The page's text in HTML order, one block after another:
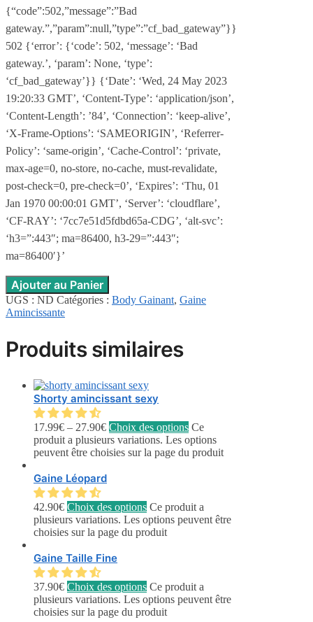
{“code”:502,”message”:”Bad
gateway.”,”param”:null,”type”:”cf_bad_gateway”}}
502 {‘error’: {‘code’: 502, ‘message’: ‘Bad
gateway.’, ‘param’: None, ‘type’:
‘cf_bad_gateway’}} {‘Date’: ‘Wed, 24 May 2023
19:20:33 GMT’, ‘Content-Type’: ‘application/json’,
‘Content-Length’: ’84’, ‘Connection’: ‘keep-alive’,
‘X-Frame-Options’: ‘SAMEORIGIN’, ‘Referrer-
Policy’: ‘same-origin’, ‘Cache-Control’: ‘private,
max-age=0, no-store, no-cache, must-revalidate,
post-check=0, pre-check=0’, ‘Expires’: ‘Thu, 01
Jan 1970 00:00:01 GMT’, ‘Server’: ‘cloudflare’,
‘CF-RAY’: ‘7cc7e51d5fdbd65a-CDG’, ‘alt-svc’:
‘h3=”:443″; ma=86400, h3-29=”:443″;
ma=86400′}’
Ajouter au Panier
UGS : ND Catégories : Body Gainant, Gaine
Amincissante
Produits similaires
Shorty amincissant sexy
17.99€ – 27.90€ Choix des options Ce
produit a plusieurs variations. Les options
peuvent être choisies sur la page du produit
Gaine Léopard
42.90€ Choix des options Ce produit a
plusieurs variations. Les options peuvent être
choisies sur la page du produit
Gaine Taille Fine
37.90€ Choix des options Ce produit a
plusieurs variations. Les options peuvent être
choisies sur la page du produit